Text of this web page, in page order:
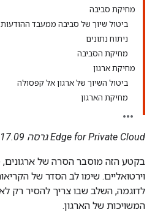
מחיקת סביבה
ביטול שיוך של סביבה ממעבד ההודעות
ניתוח נתונים
מחיקת הסביבה
מחיקת ארגון
ביטול השיוך של ארגון אל קפסולה
מחיקת הארגון
Edge for Private Cloud גרסה 4.17.09
בקטע הזה מוסבר הסרה של ארגונים,
לדוגמה, השלב שבו צריך להסיר רק
המשויכות של הארגון.